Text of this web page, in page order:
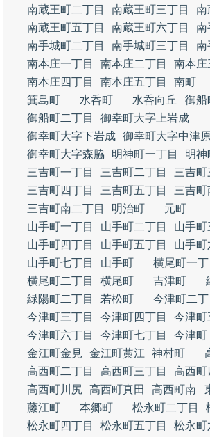
南蔵王町二丁目 南蔵王町三丁目
南
南蔵王町五丁目
南蔵王町六丁目
南
南手城町二丁目
南手城町三丁目
南
南本庄一丁目
南本庄二丁目
南本庄
南本庄四丁目
南本庄五丁目 南町
箕島町
水呑町 水呑向丘
御船
御船町二丁目
御幸町大字上岩成
御幸町大字下岩成 御幸町大字中津
御幸町大字森脇
明神町一丁目
明神
三吉町一丁目
三吉町二丁目
三吉町
三吉町四丁目
三吉町五丁目
三吉町
三吉町南二丁目
明治町 元町
山手町一丁目
山手町二丁目
山手町
山手町四丁目
山手町五丁目
山手町
山手町七丁目
山手町
横尾町一丁
横尾町二丁目
横尾町 吉津町
緑陽町二丁目
若松町
今津町二丁
今津町三丁目
今津町四丁目
今津町
今津町六丁目
今津町七丁目
今津町
金江町金見
金江町藁江 神村町
高西町二丁目
高西町三丁目
高西町
高西町川尻 高西町真田 高西町南
藤江町
本郷町 松永町二丁目
松永町四丁目
松永町五丁目
松永町